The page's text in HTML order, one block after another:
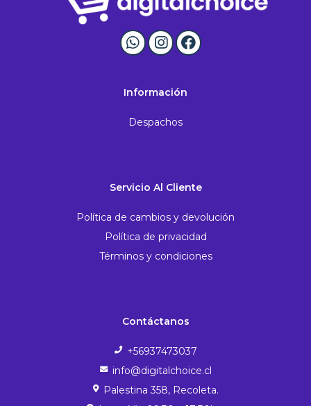
Información
Despachos
Servicio Al Cliente
Política de cambios y devolución
Política de privacidad
Términos y condiciones
Contáctanos
+56937473037
info@digitalchoice.cl
Palestina 358, Recoleta.